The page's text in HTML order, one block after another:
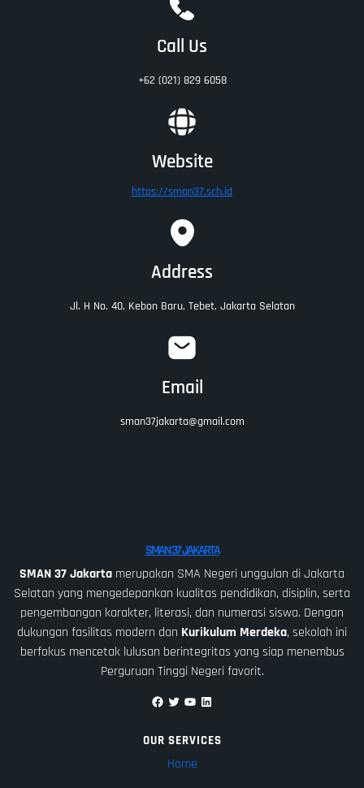
Call Us
+62 (021) 829 6058
Website
https://sman37.sch.id
Address
Jl. H No. 40, Kebon Baru, Tebet, Jakarta Selatan
Email
sman37jakarta@gmail.com
SMAN 37 JAKARTA
SMAN 37 Jakarta merupakan SMA Negeri unggulan di Jakarta
Selatan yang mengedepankan kualitas pendidikan, disiplin, serta
pengembangan karakter, literasi, dan numerasi siswa. Dengan
dukungan fasilitas modern dan Kurikulum Merdeka, sekolah ini
berfokus mencetak lulusan berintegritas yang siap menembus
Perguruan Tinggi Negeri favorit.
Facebook Twitter YouTube LinkedIn
OUR SERVICES
Home